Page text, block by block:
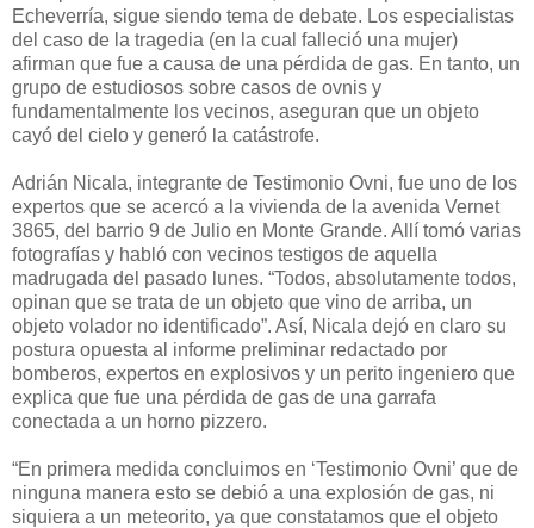
Echeverría, sigue siendo tema de debate. Los especialistas
del caso de la tragedia (en la cual falleció una mujer)
afirman que fue a causa de una pérdida de gas. En tanto, un
grupo de estudiosos sobre casos de ovnis y
fundamentalmente los vecinos, aseguran que un objeto
cayó del cielo y generó la catástrofe.
Adrián Nicala, integrante de Testimonio Ovni, fue uno de los
expertos que se acercó a la vivienda de la avenida Vernet
3865, del barrio 9 de Julio en Monte Grande. Allí tomó varias
fotografías y habló con vecinos testigos de aquella
madrugada del pasado lunes. “Todos, absolutamente todos,
opinan que se trata de un objeto que vino de arriba, un
objeto volador no identificado”. Así, Nicala dejó en claro su
postura opuesta al informe preliminar redactado por
bomberos, expertos en explosivos y un perito ingeniero que
explica que fue una pérdida de gas de una garrafa
conectada a un horno pizzero.
“En primera medida concluimos en ‘Testimonio Ovni’ que de
ninguna manera esto se debió a una explosión de gas, ni
siquiera a un meteorito, ya que constatamos que el objeto